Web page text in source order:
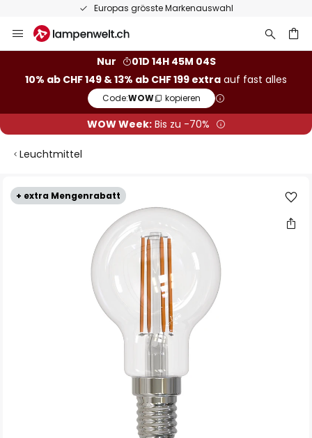
Europas grösste Markenauswahl
Inhalt
Nur
01D 14H 45M 03S
10% ab CHF 149 & 13% ab CHF 199 extra auf fast alles
Code:WOW kopieren
WOW Week:Bis zu -70%
Leuchtmittel
+ extra Mengenrabatt
Zum
Ende